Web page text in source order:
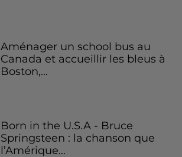
Aménager un school bus au
Canada et accueillir les bleus à
Boston,...
Born in the U.S.A - Bruce
Springsteen : la chanson que
l’Amérique...